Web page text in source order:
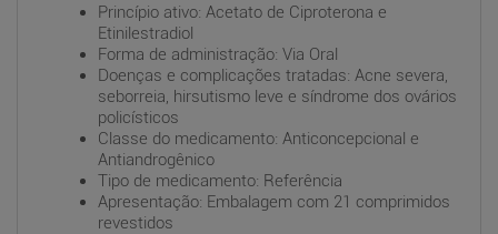
Princípio ativo: Acetato de Ciproterona e
Etinilestradiol
Forma de administração: Via Oral
Doenças e complicações tratadas: Acne severa,
seborreia, hirsutismo leve e síndrome dos ovários
policísticos
Classe do medicamento: Anticoncepcional e
Antiandrogênico
Tipo de medicamento: Referência
Apresentação: Embalagem com 21 comprimidos
revestidos